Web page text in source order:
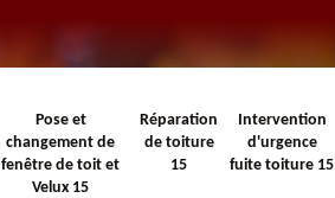
Pose et
changement de
fenêtre de toit et
Velux 15
Réparation
de toiture
15
Intervention
d'urgence
fuite toiture 15